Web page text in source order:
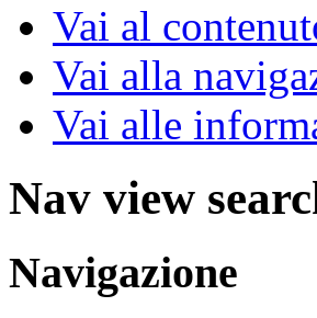
Vai al
Vai alla
Vai alle
Nav view
Navigazione